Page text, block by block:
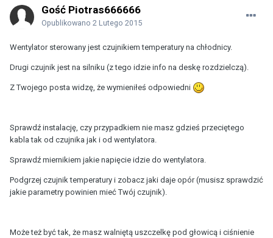
Gość Piotras666666
Opublikowano 2 Lutego 2015
Wentylator sterowany jest czujnikiem temperatury na chłodnicy.
Drugi czujnik jest na silniku (z tego idzie info na deskę rozdzielczą).
Z Twojego posta widzę, że wymieniłeś odpowiedni
Sprawdź instalację, czy przypadkiem nie masz gdzieś przeciętego
kabla tak od czujnika jak i od wentylatora.
Sprawdź miernikiem jakie napięcie idzie do wentylatora.
Podgrzej czujnik temperatury i zobacz jaki daje opór (musisz sprawdzić
jakie parametry powinien mieć Twój czujnik).
Może też być tak, że masz walniętą uszczelkę pod głowicą i ciśnienie